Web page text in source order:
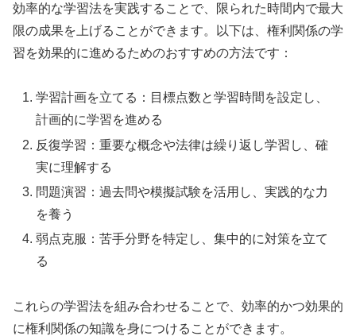
効率的な学習法を実践することで、限られた時間内で最大
限の成果を上げることができます。以下は、権利関係の学
習を効果的に進めるためのおすすめの方法です：
学習計画を立てる：目標点数と学習時間を設定し、
計画的に学習を進める
反復学習：重要な概念や法律は繰り返し学習し、確
実に理解する
問題演習：過去問や模擬試験を活用し、実践的な力
を養う
弱点克服：苦手分野を特定し、集中的に対策を立て
る
これらの学習法を組み合わせることで、効率的かつ効果的
に権利関係の知識を身につけることができます。